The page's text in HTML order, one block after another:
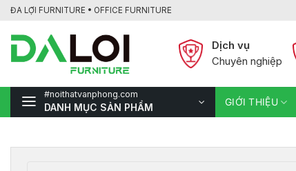
Bỏ
nội
dung
ĐA LỢI FURNITURE • OFFICE FURNITURE
Dịch vụ
Chuyên nghiệp
#noithatvanphong.com
DANH MỤC SẢN PHẨM GIỚI THIỆU